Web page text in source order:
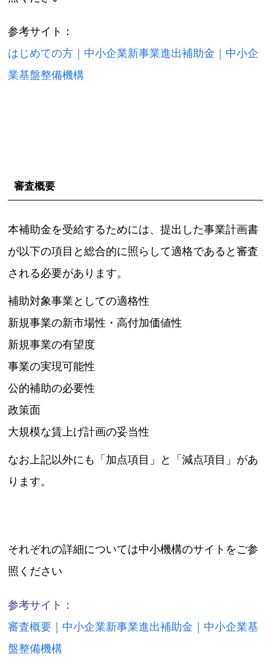
参考サイト：
はじめての方｜中小企業新事業進出補助金｜中小企
業基盤整備機構
審査概要
本補助金を受給するためには、提出した事業計画書
が以下の項目と総合的に照らして適格であると審査
される必要があります。
補助対象事業としての適格性
新規事業の新市場性・高付加価値性
新規事業の有望度
事業の実現可能性
公的補助の必要性
政策面
大規模な賃上げ計画の妥当性
なお上記以外にも「加点項目」と「減点項目」があ
ります。
それぞれの詳細については中小機構のサイトをご参
照ください
参考サイト：
審査概要｜中小企業新事業進出補助金｜中小企業基
盤整備機構